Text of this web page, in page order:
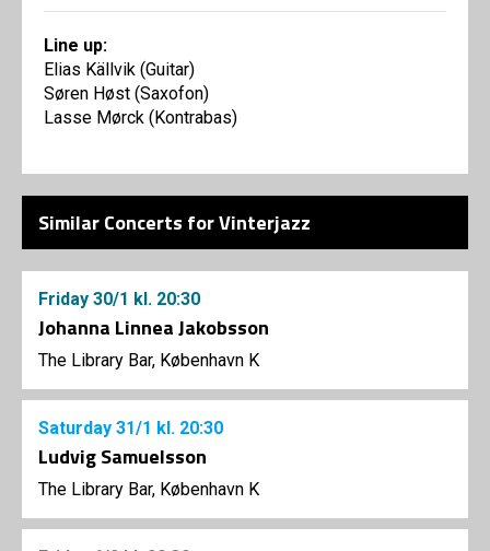
Line up:
Elias Källvik (Guitar)
Søren Høst (Saxofon)
Lasse Mørck (Kontrabas)
Similar Concerts for Vinterjazz
Friday 30/1 kl. 20:30
Johanna Linnea Jakobsson
The Library Bar, København K
Saturday 31/1 kl. 20:30
Ludvig Samuelsson
The Library Bar, København K